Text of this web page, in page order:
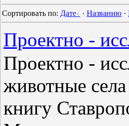
Сортировать по: Дате · Названию ·
Проектно -
Проектно -
животные
книгу